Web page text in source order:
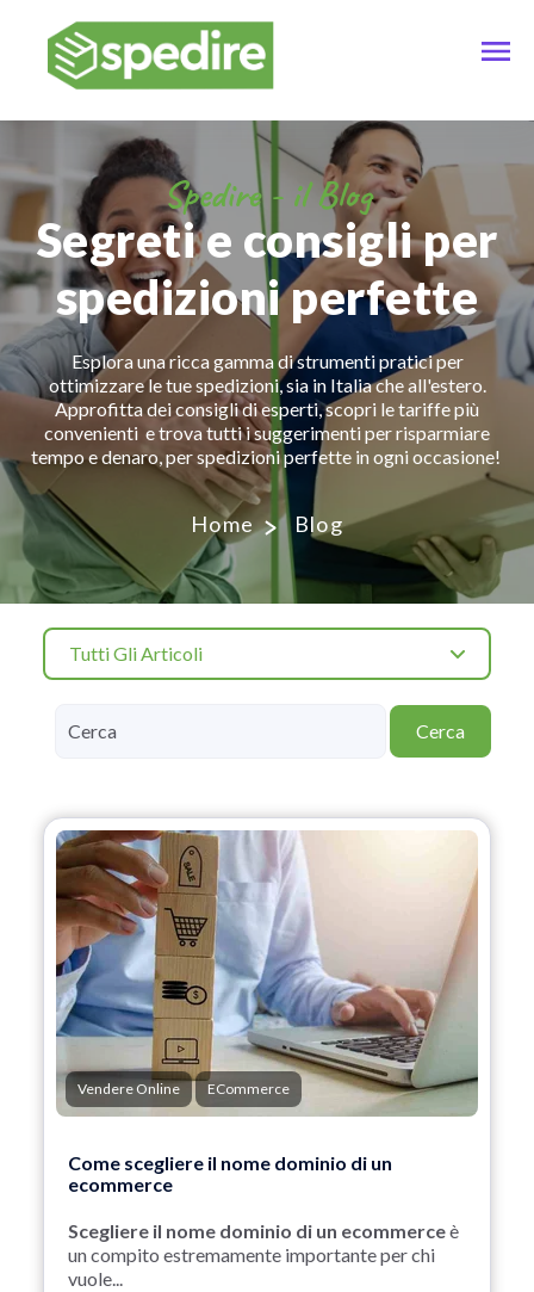
Spedire - il Blog
Segreti e consigli per
spedizioni perfette
Esplora una ricca gamma di strumenti pratici per
ottimizzare le tue spedizioni, sia in Italia che all'estero.
Approfitta dei consigli di esperti, scopri le tariffe più
convenienti e trova tutti i suggerimenti per risparmiare
tempo e denaro, per spedizioni perfette in ogni occasione!
Home Blog
Tutti Gli Articoli
Cerca
Vendere Online ECommerce
Come scegliere il nome dominio di un
ecommerce
Scegliere il nome dominio di un ecommerceè
un compito estremamente importante per chi
vuole...